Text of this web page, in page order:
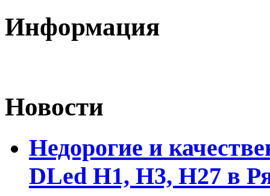
Информация
Новости
Недорогие и
DLed Н1, Н3, Н27 в